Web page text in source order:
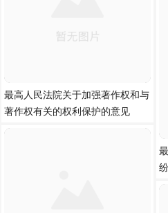
最高人民法院关于加强著作权和与
著作权有关的权利保护的意见